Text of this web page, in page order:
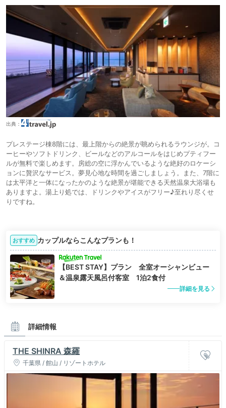
出典：
プレステージ棟8階には、最上階からの絶景が眺められるラウンジが。コ
ーヒーやソフトドリンク、ビールなどのアルコールをはじめプティフー
ルが無料で楽しめます。房総の空に浮かんでいるような絶好のロケーシ
ョンに贅沢なサービス。夢見心地な時間を過ごしましょう。また、7階に
は太平洋と一体になったかのような絶景が堪能できる天然温泉大浴場も
ありますよ。湯上り処では、ドリンクやアイスがフリー♪至れり尽くせ
りですね。
おすすめ カップルならこんなプランも！
【BEST STAY】プラン 全室オーシャンビュー
＆温泉露天風呂付客室 1泊2食付
詳細を見る
詳細情報
THE SHINRA 森羅
千葉県 / 館山 / リゾートホテル